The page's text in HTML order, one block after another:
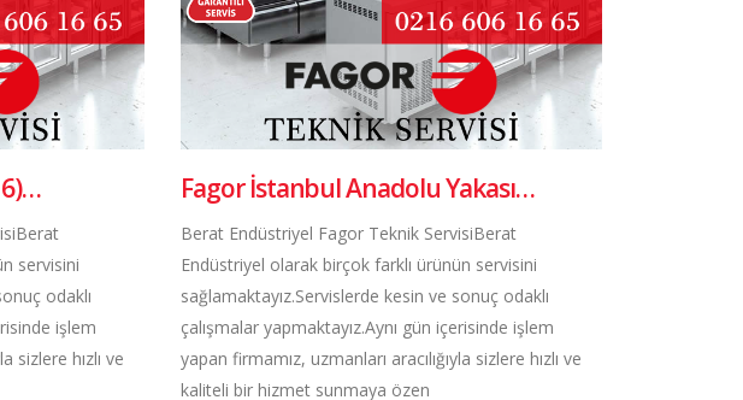
servisini
odaklı
işlem
sizlere hızlı ve
Fagor İstanbul Anadolu Yakası…
Berat Endüstriyel Fagor Teknik ServisiBerat
Endüstriyel olarak birçok farklı ürünün servisini
sağlamaktayız.Servislerde kesin ve sonuç odaklı
çalışmalar yapmaktayız.Aynı gün içerisinde işlem
yapan firmamız, uzmanları aracılığıyla sizlere hızlı ve
kaliteli bir hizmet sunmaya özen